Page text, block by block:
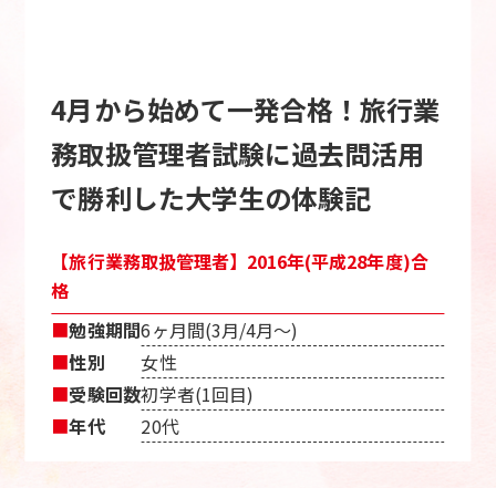
4月から始めて一発合格！旅行業
務取扱管理者試験に過去問活用
で勝利した大学生の体験記
【旅行業務取扱管理者】2016年(平成28年度)合
格
■勉強期間6ヶ月間(3月/4月〜)
■性別
女性
■受験回数初学者(1回目)
■年代 20代